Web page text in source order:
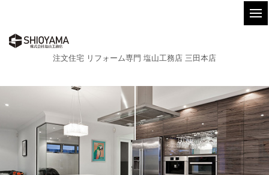
注文住宅 リフォーム専門 塩山工務店 三田本店